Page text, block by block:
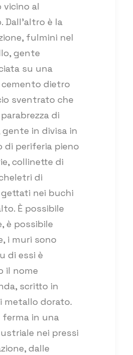
al
Dall’altro è la
fulmini nel
gente
su una
dietro
sventrato che
di
gente in divisa in
di periferia pieno
collinette di
di
nei buchi
È possibile
è possibile
i muri sono
di essi è
il nome
scritto in
metallo dorato.
ferma in una
nei pressi
dalle